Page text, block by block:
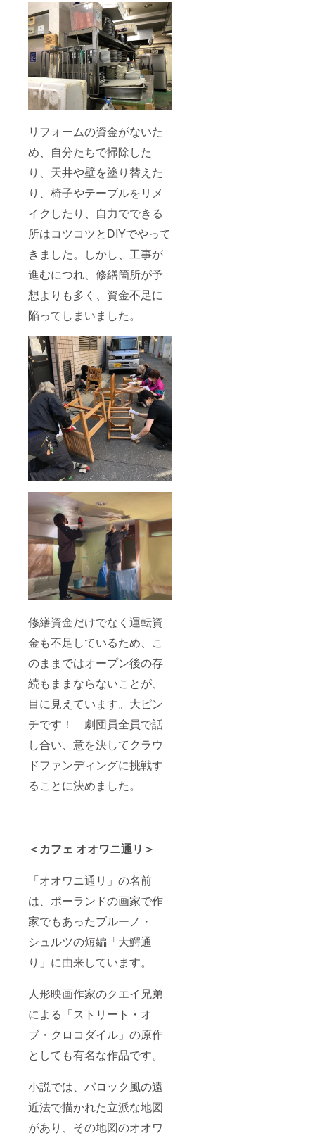
リフォームの資金がないた
め、自分たちで掃除した
り、天井や壁を塗り替えた
り、椅子やテーブルをリメ
イクしたり、自力でできる
所はコツコツとDIYでやって
きました。しかし、工事が
進むにつれ、修繕箇所が予
想よりも多く、資金不足に
陥ってしまいました。
修繕資金だけでなく運転資
金も不足しているため、こ
のままではオープン後の存
続もままならないことが、
目に見えています。大ピン
チです！ 劇団員全員で話
し合い、意を決してクラウ
ドファンディングに挑戦す
ることに決めました。
＜カフェ オオワニ通リ＞
「オオワニ通リ」の名前
は、ポーランドの画家で作
家でもあったブルーノ・
シュルツの短編「大鰐通
り」に由来しています。
人形映画作家のクエイ兄弟
による「ストリート・オ
ブ・クロコダイル」の原作
としても有名な作品です。
小説では、バロック風の遠
近法で描かれた立派な地図
があり、その地図のオオワ